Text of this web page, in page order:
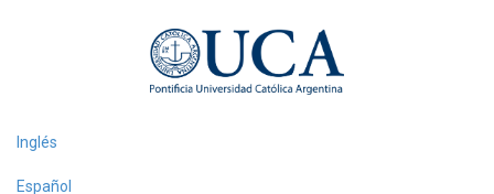
Inglés
Español